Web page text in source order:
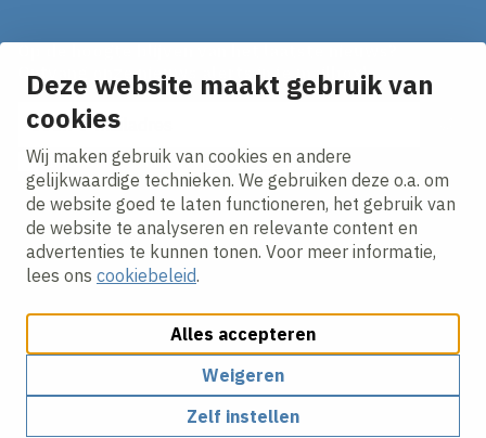
Deze website maakt gebruik van
cookies
Wij maken gebruik van cookies en andere
gelijkwaardige technieken. We gebruiken deze o.a. om
de website goed te laten functioneren, het gebruik van
de website te analyseren en relevante content en
advertenties te kunnen tonen. Voor meer informatie,
lees ons cookiebeleid.
Alles accepteren
Weigeren
Zelf instellen
Ontvang onze nieuws alerts in je mailbox!
E-mailadres
Ik ga akkoord met hetprivacy statement.
Cookies aanpassenCookie beleidPrivacy policy
Algemene Inkoopvoorwaarden